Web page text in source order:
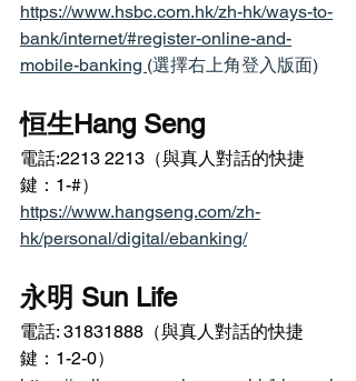
https://www.hsbc.com.hk/zh-hk/ways-to-
bank/internet/#register-online-and-
mobile-banking (選擇右上角登入版面)
恒生Hang Seng
電話:2213 2213（與真人對話的快捷
鍵：1-#）
https://www.hangseng.com/zh-
hk/personal/digital/ebanking/
永明 Sun Life
電話: 31831888（與真人對話的快捷
鍵：1-2-0）